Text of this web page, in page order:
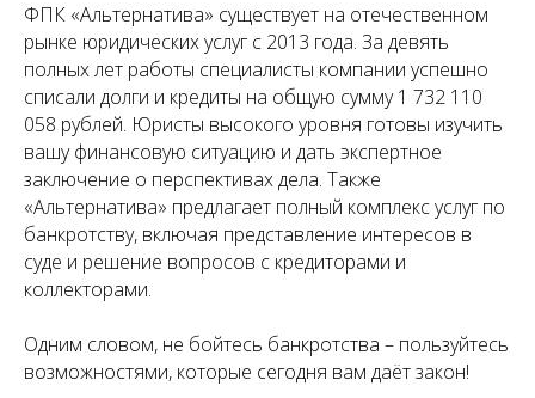
ФПК «Альтернатива» существует на отечественном
рынке юридических услуг с 2013 года. За девять
полных лет работы специалисты компании успешно
списали долги и кредиты на общую сумму 1 732 110
058 рублей. Юристы высокого уровня готовы изучить
вашу финансовую ситуацию и дать экспертное
заключение о перспективах дела. Также
«Альтернатива» предлагает полный комплекс услуг по
банкротству, включая представление интересов в
суде и решение вопросов с кредиторами и
коллекторами.
Одним словом, не бойтесь банкротства – пользуйтесь
возможностями, которые сегодня вам даёт закон!